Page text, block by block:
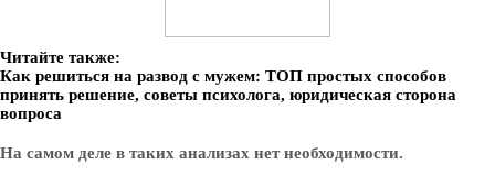
Читайте также:
Как решиться на развод с мужем: ТОП простых способов
принять решение, советы психолога, юридическая сторона
вопроса
На самом деле в таких анализах нет необходимости.